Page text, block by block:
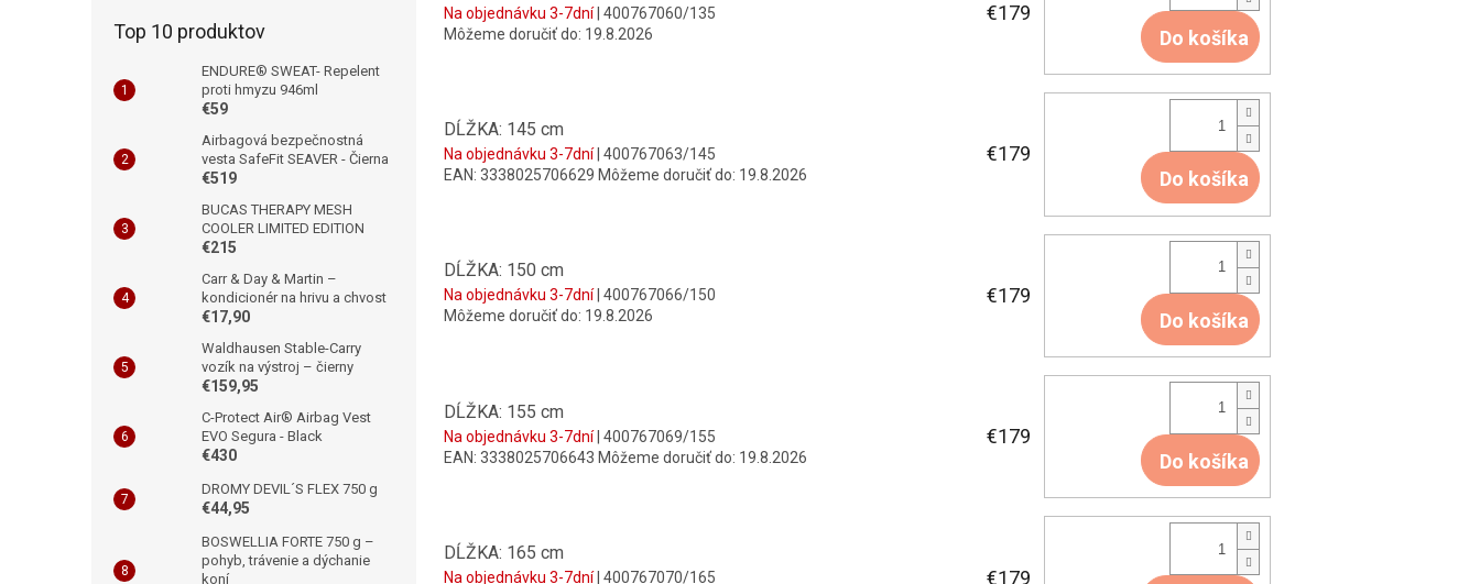
Top 10 produktov
ENDURE® SWEAT- Repelent
proti hmyzu 946ml
€59
Airbagová bezpečnostná
vesta SafeFit SEAVER - Čierna
€519
BUCAS THERAPY MESH
COOLER LIMITED EDITION
€215
Carr & Day & Martin –
kondicionér na hrivu a chvost
€17,90
Waldhausen Stable-Carry
vozík na výstroj – čierny
€159,95
C-Protect Air® Airbag Vest
EVO Segura - Black
€430
DROMY DEVIL´S FLEX 750 g
€44,95
BOSWELLIA FORTE 750 g –
pohyb, trávenie a dýchanie
koní
Na objednávku 3-7dní| 400767060/135
Môžeme doručiť do: 19.8.2026
€179
Do košíka
DĹŽKA: 145 cm
Na objednávku 3-7dní | 400767063/145
EAN: 3338025706629 Môžeme doručiť do: 19.8.2026
€179
Do košíka
DĹŽKA: 150 cm
Na objednávku 3-7dní | 400767066/150
Môžeme doručiť do: 19.8.2026
€179
Do košíka
DĹŽKA: 155 cm
Na objednávku 3-7dní | 400767069/155
EAN: 3338025706643 Môžeme doručiť do: 19.8.2026
€179
Do košíka
DĹŽKA: 165 cm
Na objednávku 3-7dní | 400767070/165
€179